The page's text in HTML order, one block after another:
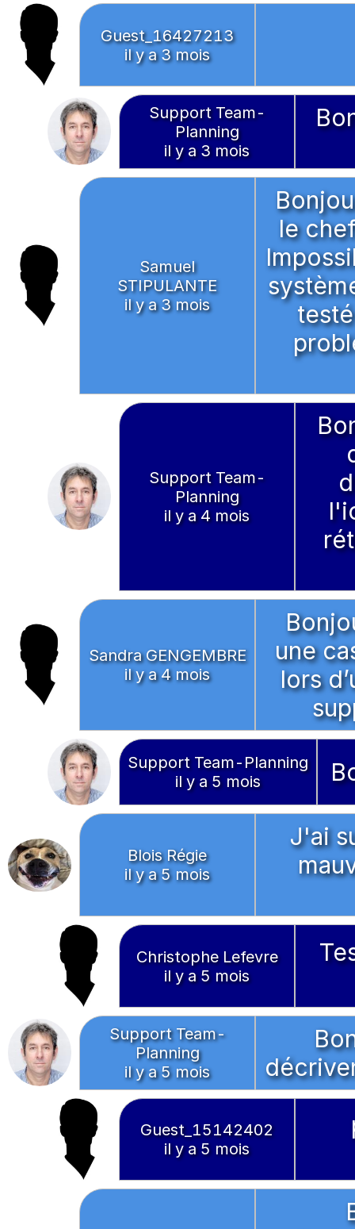
Guest_16427213
il y a 3 mois
Support Team-
Planning
il y a 3 mois
Samuel
STIPULANTE
il y a 3 mois
le
Support Team-
Planning
il y a 4 mois
Sandra GENGEMBRE
il y a 4 mois
une
lors
Support Team-Planning
il y a 5 mois
Blois Régie
il y a 5 mois
J'ai
Christophe Lefevre
il y a 5 mois
Support Team-
Planning
il y a 5 mois
Guest_15142402
il y a 5 mois